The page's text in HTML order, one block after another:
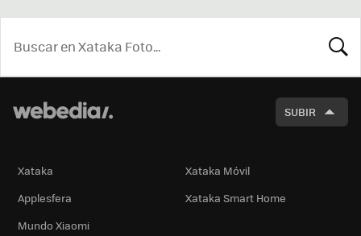
SUBIR
Xataka
Xataka Móvil
Applesfera
Xataka Smart Home
Mundo Xiaomi